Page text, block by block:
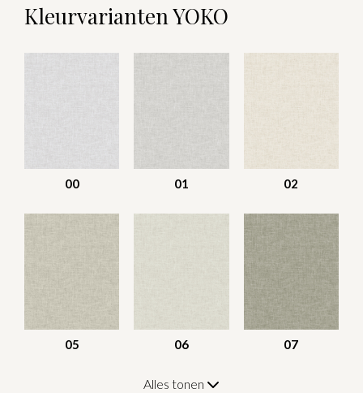
Kleurvarianten YOKO
00 01 02
05 06 07
Alles tonen